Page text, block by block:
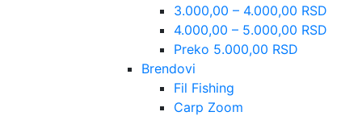
3.000,00 – 4.000,00 RSD
4.000,00 – 5.000,00 RSD
Preko 5.000,00 RSD
Brendovi
Fil Fishing
Carp Zoom